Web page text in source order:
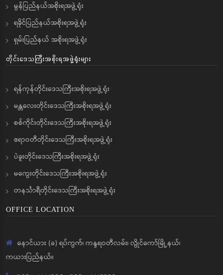
မွန်ပြည်နယ်အစိုးရအဖွဲ့ရုံး
ရခိုင်ပြည်နယ်အစိုးရအဖွဲ့ရုံး
ရှမ်းပြည်နယ် အစိုးရအဖွဲ့ရုံး
တိုင်းဒေသကြီးအစိုးရအဖွဲ့ရုံးများ
ရန်ကုန်တိုင်းဒေသကြီးအစိုးရအဖွဲ့ရုံး
မန္တလေးတိုင်းဒေသကြီးအစိုးရအဖွဲ့ရုံး
စစ်ကိုင်းတိုင်းဒေသကြီးအစိုးရအဖွဲ့ရုံး
ဧရာဝတီတိုင်းဒေသကြီးအစိုးရအဖွဲ့ရုံး
ပဲခူးတိုင်းဒေသကြီးအစိုးရအဖွဲ့ရုံး
မကွေးတိုင်းဒေသကြီးအစိုးရအဖွဲ့ရုံး
တနင်္သာရီတိုင်းဒေသကြီးအစိုးရအဖွဲ့ရုံး
OFFICE LOCATION
နောင်ယား (ခ) ရပ်ကွက်၊ ကန္ဒရဝတီလမ်း၊ လွိုင်ကော်မြို့နယ်၊
ကယားပြည်နယ်။